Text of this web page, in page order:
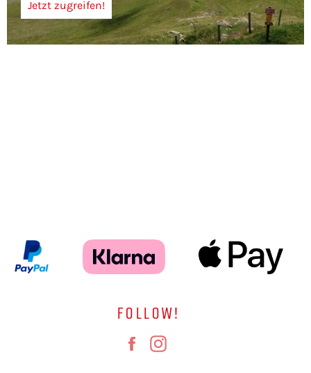
Jetzt zugreifen!
FOLLOW!
Facebook